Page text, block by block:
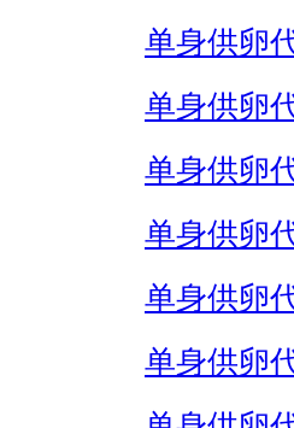
单身供卵
单身供卵
单身供卵
单身供卵
单身供卵
单身供卵